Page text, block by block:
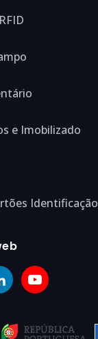
e Imobilizado
Identificação